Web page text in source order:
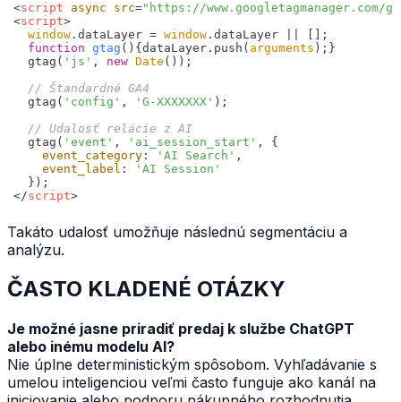
<script async src="https://www.googletagmanager.com/
<script>
window.dataLayer = window
function gtag ( ) {dataLayer.push( arguments
  gtag(
'js' , new Date
// Štandardné GA4
  gtag(
'config' , 'G-XXXXXXX'
// Udalosť relácie z AI
  gtag(
'event' , 'ai_session_start'
event_category: 'AI Search'
event_label :
'AI Session'
</script>
Takáto udalosť umožňuje následnú segmentáciu a
analýzu.
ČASTO KLADENÉ OTÁZKY
Je možné jasne priradiť predaj k službe ChatGPT
alebo inému modelu AI?
Nie úplne deterministickým spôsobom. Vyhľadávanie s
umelou inteligenciou veľmi často funguje ako kanál na